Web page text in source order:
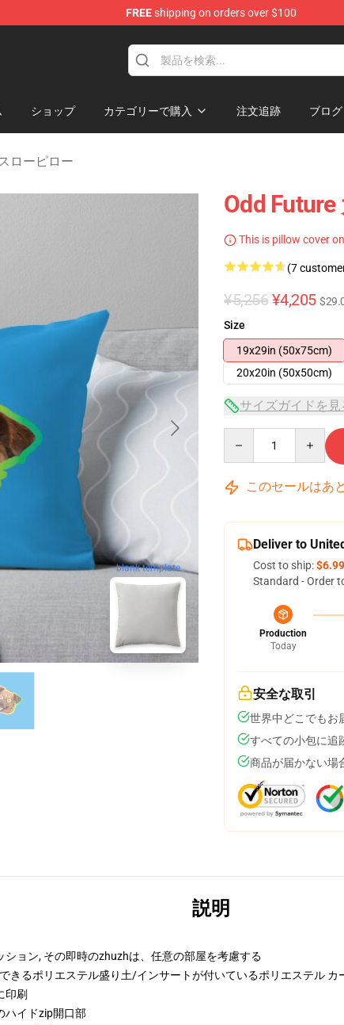
FREEshipping on orders over $100
Store
ショップ カテゴリーで購入 注文追跡 ブログ
ローピロー
blank template
Odd
This is pillow cover
(7
¥5,256 ¥4,205
Size
19x29in (50x75cm)
20x20in (50x50cm)
サイズガイドを見
このセールはあと
Deliver to
Cost to ship:$6.99
Standard - Order
Production
Today
安全な取引
世界中どこでもお
すべての小包に追
商品が届かない場
説明
ョン, その即時のzhuzhは、任意の部屋を考慮する
きるポリエステル盛り土/インサートが付いているポリエステル カ
印刷
ハイドzip開口部